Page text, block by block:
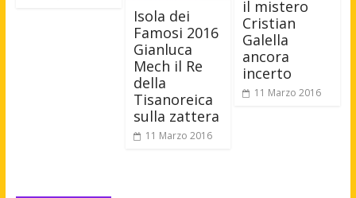
Isola dei
Famosi 2016
Gianluca
Mech il Re
della
Tisanoreica
sulla zattera
11 Marzo 2016
il mistero
Cristian
Galella
ancora
incerto
11 Marzo 2016